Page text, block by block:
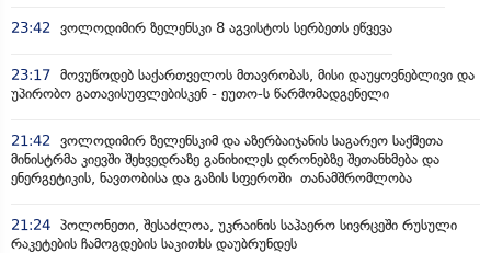
23:42 ვოლოდიმირ ზელენსკი 8 აგვისტოს სერბეთს ეწვევა
23:17 მოვუწოდებ საქართველოს მთავრობას, მისი დაუყოვნებლივი და
უპირობო გათავისუფლებისკენ - ეუთო-ს წარმომადგენელი
21:42
ვოლოდიმირ ზელენსკიმ და აზერბაიჯანის საგარეო საქმეთა
მინისტრმა კიევში შეხვედრაზე განიხილეს დრონებზე შეთანხმება და
ენერგეტიკის, ნავთობისა და გაზის სფეროში თანამშრომლობა
21:24 პოლონეთი, შესაძლოა, უკრაინის საჰაერო სივრცეში რუსული
რაკეტების ჩამოგდების საკითხს დაუბრუნდეს